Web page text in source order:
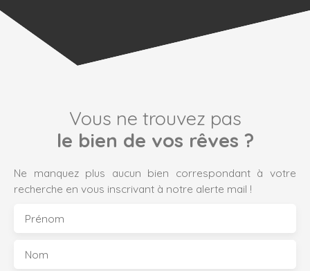
Vous ne trouvez pas
le bien de vos rêves ?
Ne manquez plus aucun bien correspondant à votre
recherche en vous inscrivant à notre alerte mail !
Prénom
Nom